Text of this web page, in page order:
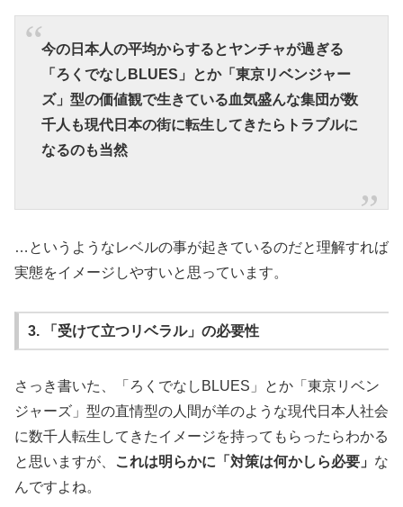
今の日本人の平均からするとヤンチャが過ぎる
「ろくでなしBLUES」とか「東京リベンジャー
ズ」型の価値観で生きている血気盛んな集団が数
千人も現代日本の街に転生してきたらトラブルに
なるのも当然
…というようなレベルの事が起きているのだと理解すれば
実態をイメージしやすいと思っています。
3. 「受けて立つリベラル」の必要性
さっき書いた、「ろくでなしBLUES」とか「東京リベン
ジャーズ」型の直情型の人間が羊のような現代日本人社会
に数千人転生してきたイメージを持ってもらったらわかる
と思いますが、
これは明らかに「対策は何かしら必要」 な
んですよね。